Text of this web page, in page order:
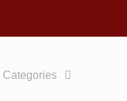
Categories